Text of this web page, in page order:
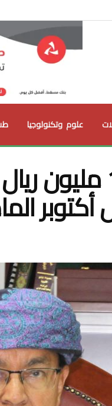
علوم وتكنولوجيا
أكثر من 199
أكتوبر